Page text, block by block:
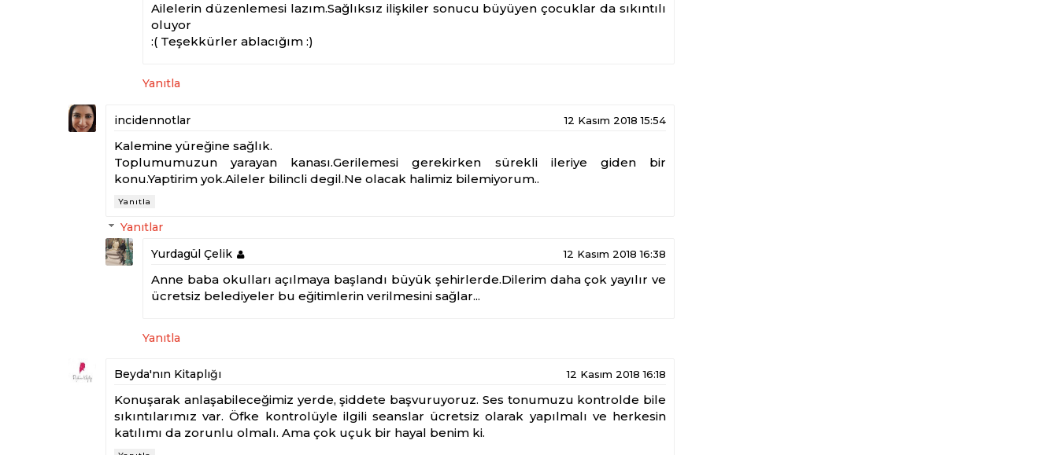
Ailelerin düzenlemesi lazım.Sağlıksız ilişkiler sonucu büyüyen çocuklar da sıkıntılı
oluyor
:( Teşekkürler ablacığım :)
Yanıtla
incidennotlar 12 Kasım 2018 15:54
Kalemine yüreğine sağlık.
Toplumumuzun yarayan kanası.Gerilemesi gerekirken sürekli ileriye giden bir
konu.Yaptirim yok.Aileler bilincli degil.Ne olacak halimiz bilemiyorum..
Yanıtla
Yanıtlar
Yurdagül Çelik
12 Kasım 2018 16:38
Anne baba okulları açılmaya başlandı büyük şehirlerde.Dilerim daha çok yayılır ve
ücretsiz belediyeler bu eğitimlerin verilmesini sağlar...
Yanıtla
Beyda'nın Kitaplığı 12 Kasım 2018 16:18
Konuşarak anlaşabileceğimiz yerde, şiddete başvuruyoruz. Ses tonumuzu kontrolde bile
sıkıntılarımız var. Öfke kontrolüyle ilgili seanslar ücretsiz olarak yapılmalı ve herkesin
katılımı da zorunlu olmalı. Ama çok uçuk bir hayal benim ki.